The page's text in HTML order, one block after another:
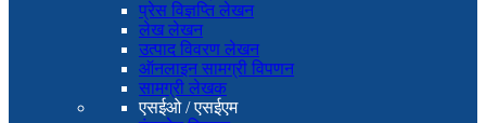
प्रेस विज्ञप्ति लेखन
लेख लेखन
उत्पाद विवरण लेखन
ऑनलाइन सामग्री विपणन
सामग्री लेखक
एसईओ / एसईएम